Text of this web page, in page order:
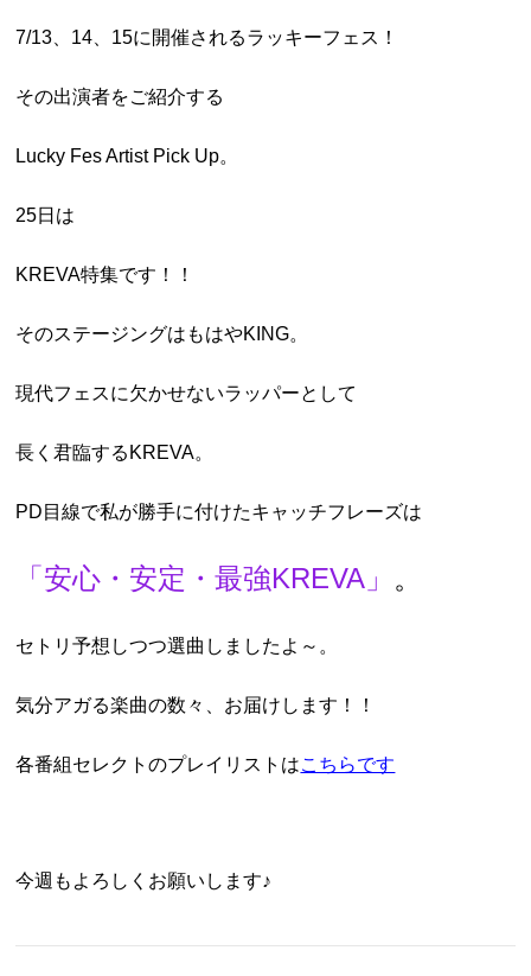
7/13、14、15に開催されるラッキーフェス！
その出演者をご紹介する
Lucky Fes Artist Pick Up。
25日は
KREVA特集です！！
そのステージングはもはやKING。
現代フェスに欠かせないラッパーとして
長く君臨するKREVA。
PD目線で私が勝手に付けたキャッチフレーズは
「安心・安定・最強KREVA」 。
セトリ予想しつつ選曲しましたよ～。
気分アガる楽曲の数々、お届けします！！
各番組セレクトのプレイリストはこちらです
今週もよろしくお願いします♪